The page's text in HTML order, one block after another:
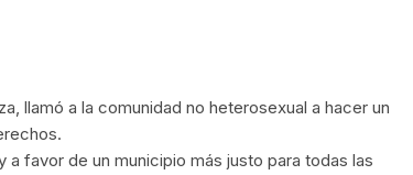
llamó a la comunidad no heterosexual a hacer un
favor de un municipio más justo para todas las